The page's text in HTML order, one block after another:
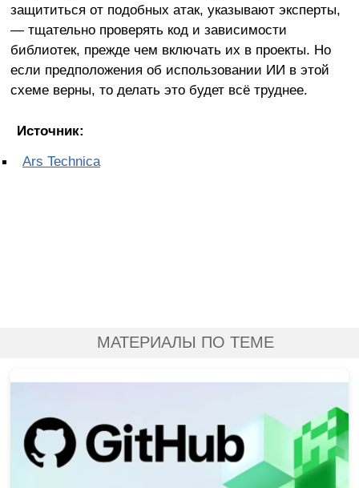
защититься от подобных атак, указывают эксперты,
— тщательно проверять код и зависимости
библиотек, прежде чем включать их в проекты. Но
если предположения об использовании ИИ в этой
схеме верны, то делать это будет всё труднее.
Источник:
Ars Technica
МАТЕРИАЛЫ ПО ТЕМЕ